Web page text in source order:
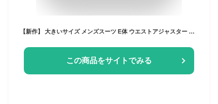
【新作】 大きいサイズ メンズスーツ E体 ウエストアジャスター 丸ごと洗える 2ツボタン 春 夏 秋 冬 上下ウォッシャブル メンズ ビジネススーツ BIG ビッグサイズ ストレッチ素材 E4 E5 E6 E7 E8 suit
この商品をサイトでみる